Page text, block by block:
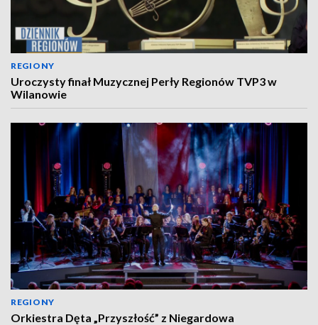
REGIONY
Uroczysty finał Muzycznej Perły Regionów TVP3 w
Wilanowie
REGIONY
Orkiestra Dęta „Przyszłość” z Niegardowa